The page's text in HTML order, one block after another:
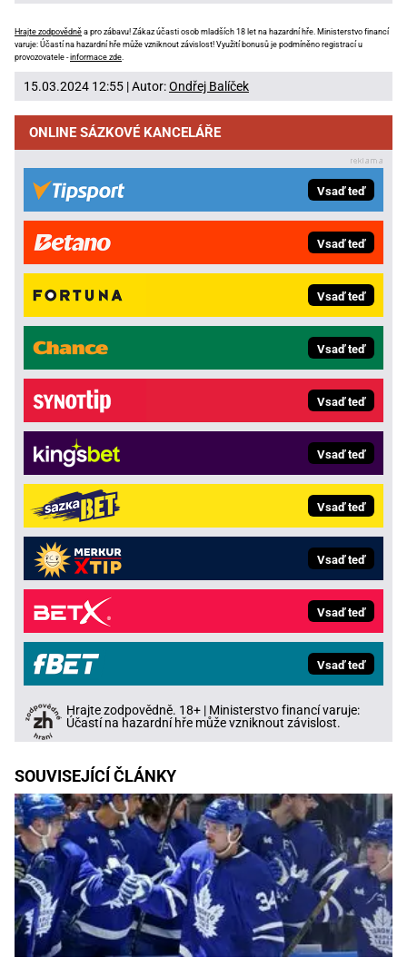
Hrajte zodpovědně a pro zábavu! Zákaz účasti osob mladších 18 let na hazardní hře. Ministerstvo financí
varuje: Účastí na hazardní hře může vzniknout závislost! Využití bonusů je podmíněno registrací u
provozovatele -informace zde
15.03.2024 12:55 | Autor:Ondřej Balíček
ONLINE SÁZKOVÉ KANCELÁŘE
Vsaď teď
Vsaď teď
Vsaď teď
Vsaď teď
Vsaď teď
Vsaď teď
Vsaď teď
Vsaď teď
Vsaď teď
Vsaď teď
Hrajte zodpovědně. 18+ | Ministerstvo financí varuje:
Účastí na hazardní hře může vzniknout závislost.
SOUVISEJÍCÍ ČLÁNKY